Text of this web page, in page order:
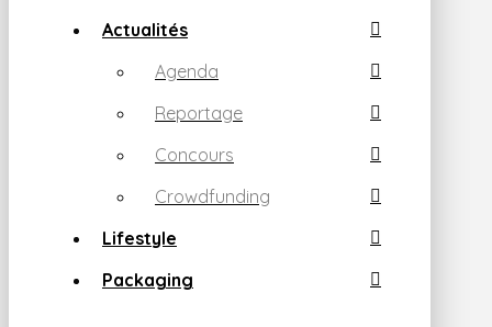
Actualités
Agenda
Reportage
Concours
Crowdfunding
Lifestyle
Packaging